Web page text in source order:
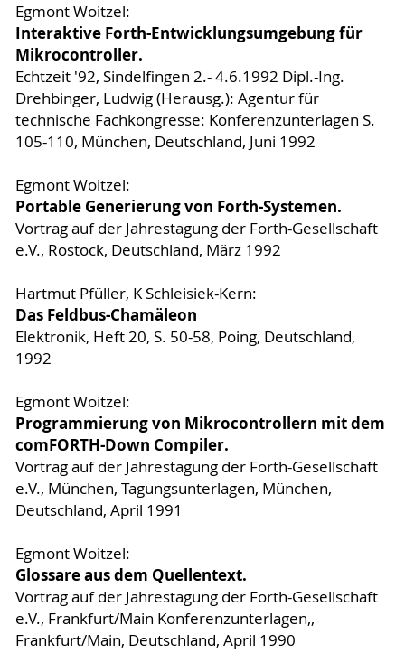
Egmont Woitzel:
Interaktive Forth-Entwicklungsumgebung für
Mikrocontroller.
Echtzeit '92, Sindelfingen 2.- 4.6.1992 Dipl.-Ing.
Drehbinger, Ludwig (Herausg.): Agentur für
technische Fachkongresse: Konferenzunterlagen S.
105-110, München, Deutschland, Juni 1992
Egmont Woitzel:
Portable Generierung von Forth-Systemen.
Vortrag auf der Jahrestagung der Forth-Gesellschaft
e.V., Rostock, Deutschland, März 1992
Hartmut Pfüller, K Schleisiek-Kern:
Das Feldbus-Chamäleon
Elektronik, Heft 20, S. 50-58, Poing, Deutschland,
1992
Egmont Woitzel:
Programmierung von Mikrocontrollern mit dem
comFORTH-Down Compiler.
Vortrag auf der Jahrestagung der Forth-Gesellschaft
e.V., München, Tagungsunterlagen, München,
Deutschland, April 1991
Egmont Woitzel:
Glossare aus dem Quellentext.
Vortrag auf der Jahrestagung der Forth-Gesellschaft
e.V., Frankfurt/Main Konferenzunterlagen,,
Frankfurt/Main, Deutschland, April 1990